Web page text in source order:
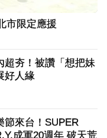
市限定應援
超夯！被讚「想把妹
好人緣
節來台！SUPER
成軍20週年 破天荒